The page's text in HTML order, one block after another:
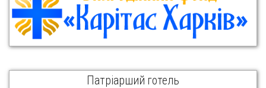
Патріарший готель